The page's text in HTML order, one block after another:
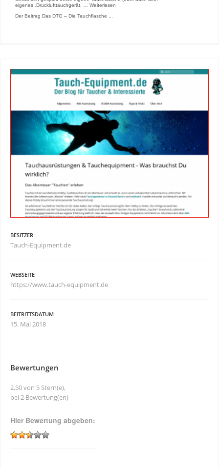
eigenes „Drucklufttauchgerät, … Weiterlesen
Der Beitrag Das DTG – Die Tauchflasche ...
BESITZER
Tauch-Equipment.de
WEBSEITE
https://www.tauch-equipment.de
BEITRITTSDATUM
15. Mai 2018
Bewertungen
2,50 von 5 Stern(e),
bei 2 Bewertung(en)
Hier Bewertung abgeben: